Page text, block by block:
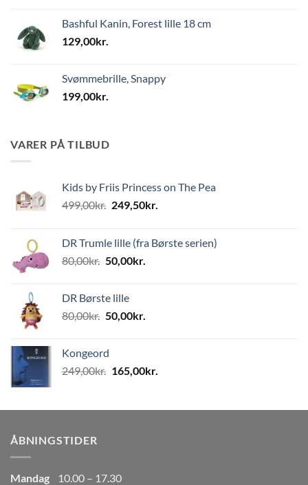
Bashful Kanin, Forest lille 18 cm
129,00kr.
Svømmebrille, Snappy
199,00kr.
VARER PÅ TILBUD
Kids by Friis Princess on The Pea
499,00kr. Den
var:
499,00kr..
249,50kr.
er:
DR Trumle lille (fra Børste serien)
80,00kr. Den
var:
80,00kr..
50,00kr.
50,00kr..
DR Børste lille
80,00kr. Den
var:
80,00kr..
50,00kr.
50,00kr..
Kongeord
249,00kr. Den
var:
165,00kr.
er:
ÅBNINGSTIDER
Mandag
10.00 – 17.30